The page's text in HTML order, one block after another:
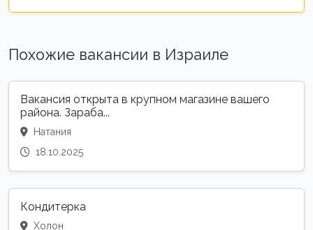
Похожие вакансии в Израиле
Вакансия открыта в крупном магазине вашего
района. Зараба...
Натания
18.10.2025
Кондитерка
Холон